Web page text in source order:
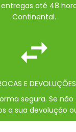
até 48
Continental.
E DEVOLUÇÕES
segura. Se
a sua devolução